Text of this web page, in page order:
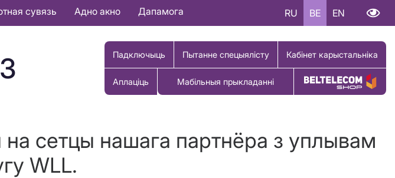
сувязь Адно акно Дапамога RU BE EN
Падключыць Пытанне спецыялісту Кабінет карыстальніка
Аплаціць Мабільныя прыкладанні Купіць тавар
сетцы нашага партнёра з уплывам
WLL.